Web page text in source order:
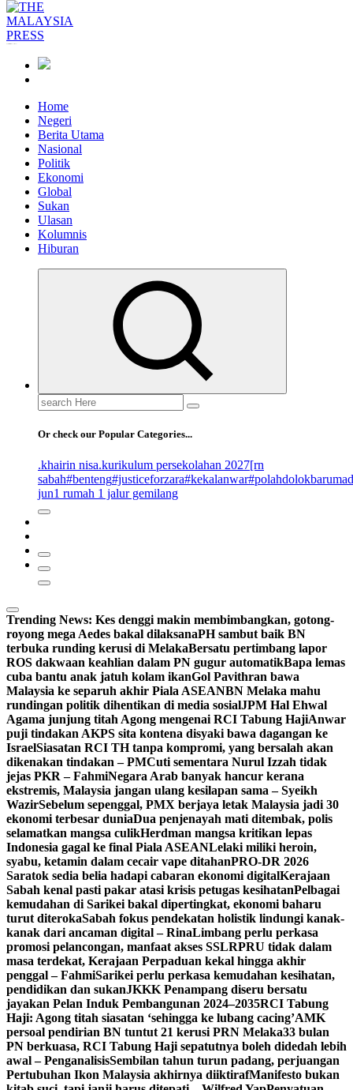
Home
Negeri
Berita Utama
Nasional
Politik
Ekonomi
Global
Sukan
Ulasan
Kolumnis
Hiburan
Search
for:
Or check our Popular Categories...
.khairin nisa.kurikulum persekolahan 2027[rn
sabah#benteng#justiceforzara#kekalanwar
jun1 rumah 1 jalur gemilang
Trending News: Kes denggi makin membimbangkan, gotong-
royong mega Aedes bakal dilaksanaPH sambut baik BN
terbuka runding kerusi di MelakaBersatu pertimbang lapor
ROS dakwaan keahlian dalam PN gugur automatikBapa lemas
cuba bantu anak jatuh kolam ikanGol Pavithran bawa
Malaysia ke separuh akhir Piala ASEANBN Melaka mahu
rundingan politik dihentikan di media sosialJPM Hal Ehwal
Agama junjung titah Agong mengenai RCI Tabung HajiAnwar
puji tindakan AKPS sita kontena disyaki bawa dagangan ke
IsraelSiasatan RCI TH tanpa kompromi, yang bersalah akan
dikenakan tindakan – PMCuti sementara Nurul Izzah tidak
jejas PKR – FahmiNegara Arab banyak hancur kerana
ekstremis, Malaysia jangan ulang kesilapan sama – Syeikh
WazirSebelum sepenggal, PMX berjaya letak Malaysia jadi 30
ekonomi terbesar duniaDua penjenayah mati ditembak, polis
selamatkan mangsa culikHerdman mangsa kritikan lepas
Indonesia gagal ke final Piala ASEANLelaki miliki heroin,
syabu, ketamin dalam cecair vape ditahanPRO-DR 2026
Saratok sedia belia hadapi cabaran ekonomi digitalKerajaan
Sabah kenal pasti pakar atasi krisis petugas kesihatanPelbagai
kemudahan di Sarikei bakal dipertingkat, ekonomi baharu
turut diterokaSabah fokus pendekatan holistik lindungi kanak-
kanak dari ancaman digital – RinaLimbang perlu perkasa
promosi pelancongan, manfaat akses SSLRPRU tidak dalam
masa terdekat, Kerajaan Perpaduan kekal hingga akhir
penggal – FahmiSarikei perlu perkasa kemudahan kesihatan,
pendidikan dan sukanJKKK Penampang diseru bersatu
jayakan Pelan Induk Pembangunan 2024–2035RCI Tabung
Haji: Agong titah siasatan ‘sehingga ke lubang cacing’AMK
persoal pendirian BN tuntut 21 kerusi PRN Melaka33 bulan
PN berkuasa, RCI Tabung Haji sepatutnya boleh didedah lebih
awal – PenganalisisSembilan tahun turun padang, perjuangan
Pertubuhan Ikon Malaysia akhirnya diiktirafManifesto bukan